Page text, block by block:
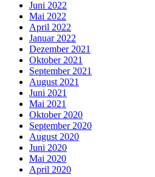
Juni 2022
Mai 2022
April 2022
Januar 2022
Dezember 2021
Oktober 2021
September 2021
August 2021
Juni 2021
Mai 2021
Oktober 2020
September 2020
August 2020
Juni 2020
Mai 2020
April 2020